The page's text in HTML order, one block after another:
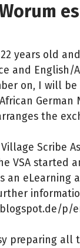
years old
and English/
on, I will
German
the
Scribe
VSA started
an eLearning
p/
preparing all